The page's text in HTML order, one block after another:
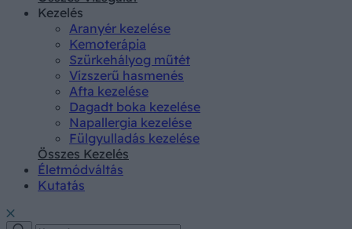
Kezelés
Aranyér kezelése
Kemoterápia
Szürkehályog műtét
Vízszerű hasmenés
Afta kezelése
Dagadt boka kezelése
Napallergia kezelése
Fülgyulladás kezelése
Összes Kezelés
Életmódváltás
Kutatás